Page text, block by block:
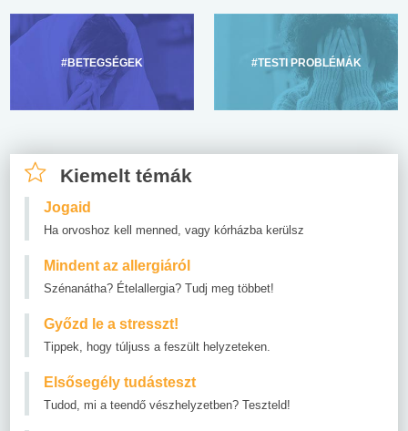
#BETEGSÉGEK #TESTI PROBLÉMÁK
Kiemelt témák
Jogaid
Ha orvoshoz kell menned, vagy kórházba kerülsz
Mindent az allergiáról
Szénanátha? Ételallergia? Tudj meg többet!
Győzd le a stresszt!
Tippek, hogy túljuss a feszült helyzeteken.
Elsősegély tudásteszt
Tudod, mi a teendő vészhelyzetben? Teszteld!